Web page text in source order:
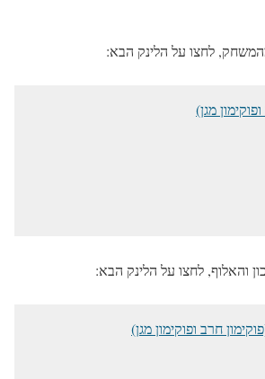
לחצו על הלינק הבא:
מגן)
והאלוף, לחצו על הלינק הבא:
חרב ופוקימון מגן)